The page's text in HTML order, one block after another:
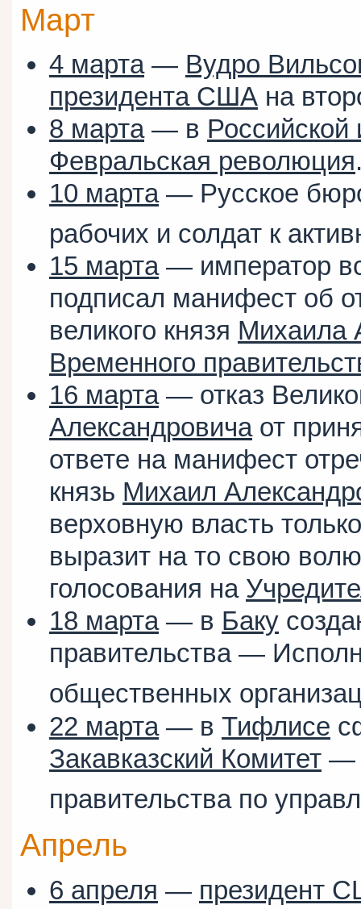
Март
4 марта— Вудро
президента США на
8 марта— в
Февральская революция
10 марта— Русское
рабочих и солдат к
15 марта— император
подписал манифест об
великого князя Михаила
Временного
16 марта— отказ
Александровичаот
ответе на манифест
князь Михаил
верховную власть
выразит на то свою
голосования на
18 марта— в Баку
правительства —
общественных
22 марта— в Тифлисе
Закавказский Комитет —
правительства по
Апрель
6 апреля — президент